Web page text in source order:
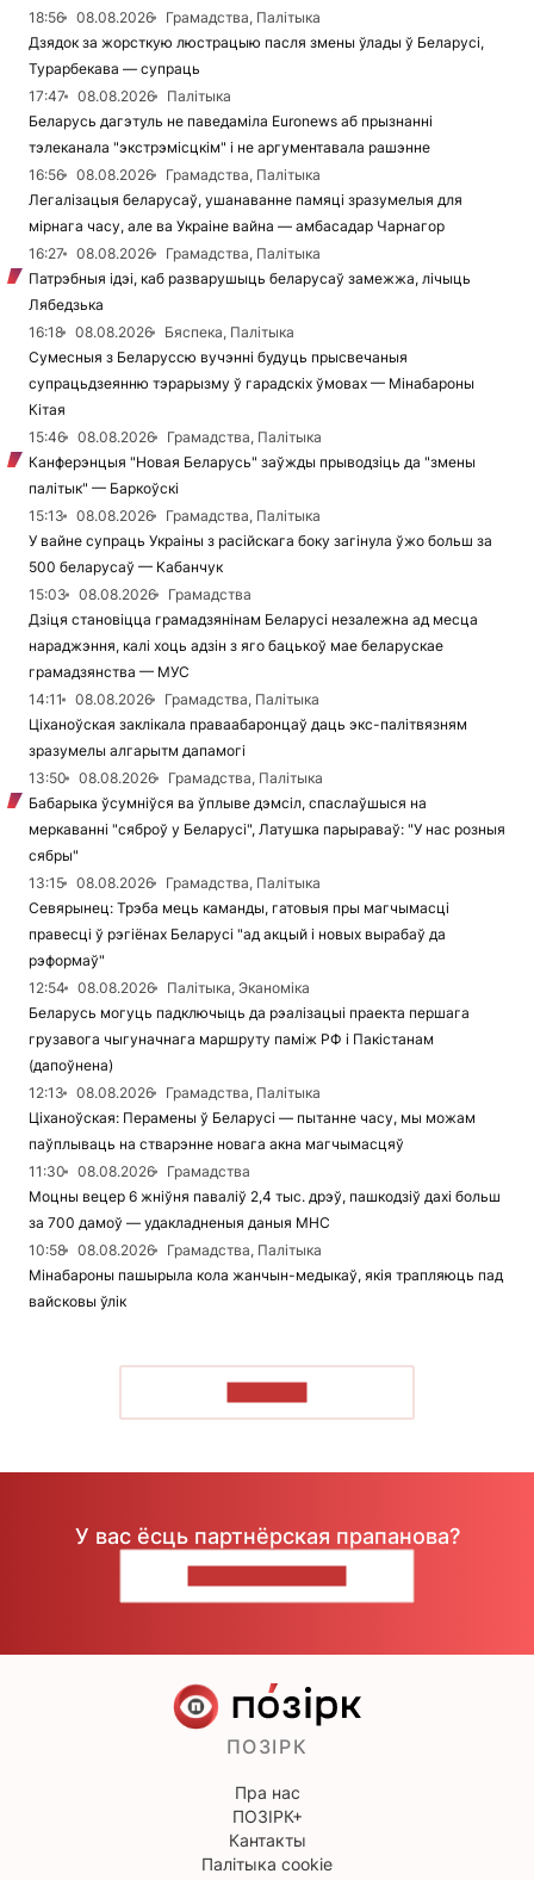
18:56
08.08.2026
Грамадства, Палітыка
Дзядок за жорсткую люстрацыю пасля змены ўлады ў Беларусі,
Турарбекава — супраць
17:47
08.08.2026
Палітыка
Беларусь дагэтуль не паведаміла Euronews аб прызнанні
тэлеканала "экстрэмісцкім" і не аргументавала рашэнне
16:56
08.08.2026
Грамадства, Палітыка
Легалізацыя беларусаў, ушанаванне памяці зразумелыя для
мірнага часу, але ва Украіне вайна — амбасадар Чарнагор
16:27
08.08.2026
Грамадства, Палітыка
Патрэбныя ідэі, каб разварушыць беларусаў замежжа, лічыць
Лябедзька
16:18
08.08.2026
Бяспека, Палітыка
Сумесныя з Беларуссю вучэнні будуць прысвечаныя
супрацьдзеянню тэрарызму ў гарадскіх ўмовах — Мінабароны
Кітая
15:46
08.08.2026
Грамадства, Палітыка
Канферэнцыя "Новая Беларусь" заўжды прыводзіць да "змены
палітык" — Баркоўскі
15:13
08.08.2026
Грамадства, Палітыка
У вайне супраць Украіны з расійскага боку загінула ўжо больш за
500 беларусаў — Кабанчук
15:03
08.08.2026
Грамадства
Дзіця становіцца грамадзянінам Беларусі незалежна ад месца
нараджэння, калі хоць адзін з яго бацькоў мае беларускае
грамадзянства — МУС
14:11
08.08.2026
Грамадства, Палітыка
Ціханоўская заклікала праваабаронцаў даць экс-палітвязням
зразумелы алгарытм дапамогі
13:50
08.08.2026
Грамадства, Палітыка
Бабарыка ўсумніўся ва ўплыве дэмсіл, спаслаўшыся на
меркаванні "сяброў у Беларусі", Латушка парыраваў: "У нас розныя
сябры"
13:15
08.08.2026
Грамадства, Палітыка
Севярынец: Трэба мець каманды, гатовыя пры магчымасці
правесці ў рэгіёнах Беларусі "ад акцый і новых вырабаў да
рэформаў"
12:54
08.08.2026
Палітыка, Эканоміка
Беларусь могуць падключыць да рэалізацыі праекта першага
грузавога чыгуначнага маршруту паміж РФ і Пакістанам
(дапоўнена)
12:13
08.08.2026
Грамадства, Палітыка
Ціханоўская: Перамены ў Беларусі — пытанне часу, мы можам
паўплываць на стварэнне новага акна магчымасцяў
11:30
08.08.2026
Грамадства
Моцны вецер 6 жніўня паваліў 2,4 тыс. дрэў, пашкодзіў дахі больш
за 700 дамоў — удакладненыя даныя МНС
10:58
08.08.2026
Грамадства, Палітыка
Мінабароны пашырыла кола жанчын-медыкаў, якія трапляюць пад
вайсковы ўлік
У вас ёсць партнёрская прапанова?
ПОЗІРК
Пра нас
ПОЗІРК+
Кантакты
Палітыка cookie